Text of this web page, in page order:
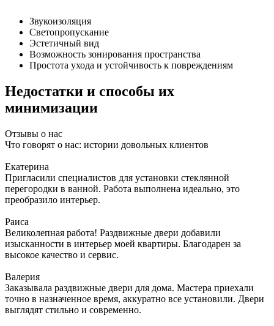
Звукоизоляция
Светопропускание
Эстетичный вид
Возможность зонирования пространства
Простота ухода и устойчивость к повреждениям
Недостатки и способы их
минимизации
Отзывы о нас
Что говорят о нас: истории довольных клиентов
Екатерина
Пригласили специалистов для установки стеклянной
перегородки в ванной. Работа выполнена идеально, это
преобразило интерьер.
Раиса
Великолепная работа! Раздвижные двери добавили
изысканности в интерьер моей квартиры. Благодарен за
высокое качество и сервис.
Валерия
Заказывала раздвижные двери для дома. Мастера приехали
точно в назначенное время, аккуратно все установили. Двери
выглядят стильно и современно.